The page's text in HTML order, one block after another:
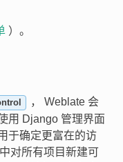
）。
， Weblate 会
用 Django 管理界面
于确定更富在的访
对所有项目新建可